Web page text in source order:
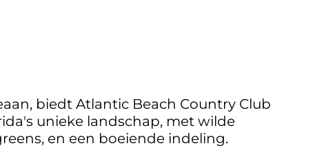
biedt Atlantic Beach Country Club
unieke landschap, met wilde
en een boeiende indeling.